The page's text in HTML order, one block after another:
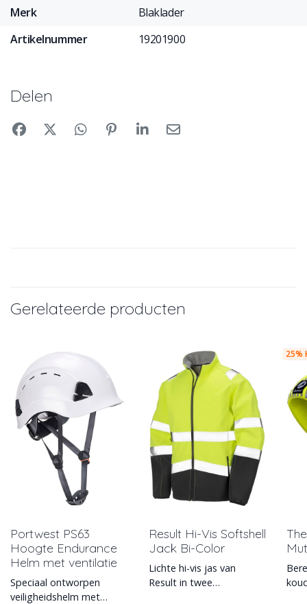
Merk
Blaklader
Artikelnummer
19201900
Delen
Gerelateerde producten
Portwest PS63
Hoogte Endurance
Helm met ventilatie
Speciaal ontworpen
veiligheidshelm met
Result Hi-Vis Softshell
Jack Bi-Color
Lichte hi-vis jas van
Result in twee
25%